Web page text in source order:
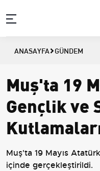
ANASAYFA GÜNDEM
Muş'ta 19
Gençlik ve
Muş'ta 19 Mayıs
içinde gerçekleştirildi.